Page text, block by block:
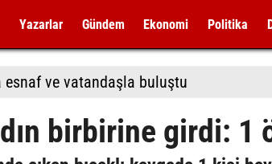
Yazarlar Gündem Ekonomi Politika
esnaf ve vatandaşla buluştu
birbirine girdi: 1